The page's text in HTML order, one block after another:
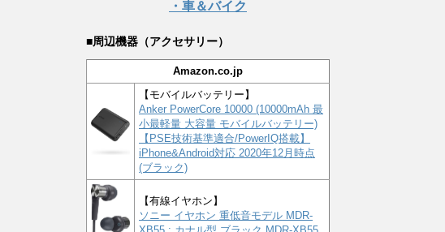
・車＆バイク
■周辺機器（アクセサリー）
Amazon.co.jp
【モバイルバッテリー】
Anker PowerCore 10000 (10000mAh 最
小最軽量 大容量 モバイルバッテリー)
【PSE技術基準適合/PowerIQ搭載】
iPhone&Android対応 2020年12月時点
(ブラック)
【有線イヤホン】
ソニー イヤホン 重低音モデル MDR-